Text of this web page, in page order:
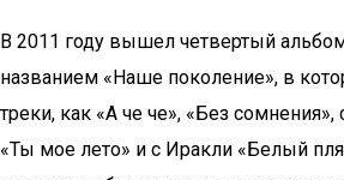
В 2011 году вышел четвертый
названием «Наше поколение», в
треки, как «А че че», «Без
«Ты мое лето» и с Иракли «Белый